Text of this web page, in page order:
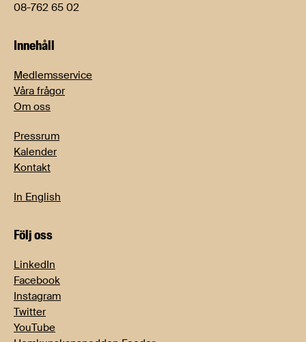
08-762 65 02
Innehåll
Medlemsservice
Våra frågor
Om oss
Pressrum
Kalender
Kontakt
In English
Följ oss
LinkedIn
Facebook
Instagram
Twitter
YouTube